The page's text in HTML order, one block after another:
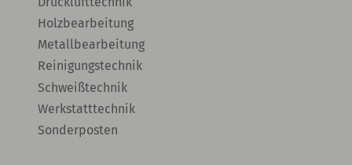
Holzbearbeitung
Metallbearbeitung
Reinigungstechnik
Schweißtechnik
Werkstatttechnik
Sonderposten